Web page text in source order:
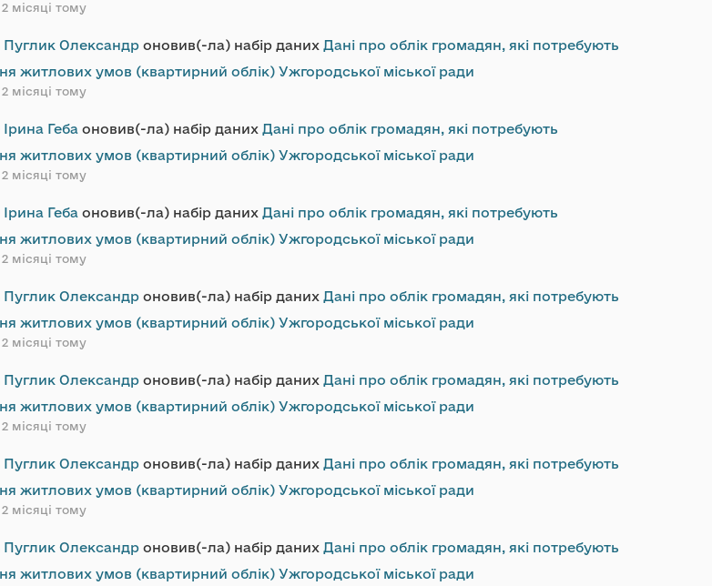
2 місяці тому
Пуглик Олександр оновив(-ла) набір даних Дані про облік громадян, які потребують
житлових умов (квартирний облік) Ужгородської міської ради
2 місяці тому
Ірина Геба оновив(-ла) набір даних Дані про облік громадян, які потребують
житлових умов (квартирний облік) Ужгородської міської ради
2 місяці тому
Ірина Геба оновив(-ла) набір даних Дані про облік громадян, які потребують
житлових умов (квартирний облік) Ужгородської міської ради
2 місяці тому
Пуглик Олександр оновив(-ла) набір даних Дані про облік громадян, які потребують
житлових умов (квартирний облік) Ужгородської міської ради
2 місяці тому
Пуглик Олександр оновив(-ла) набір даних Дані про облік громадян, які потребують
житлових умов (квартирний облік) Ужгородської міської ради
2 місяці тому
Пуглик Олександр оновив(-ла) набір даних Дані про облік громадян, які потребують
житлових умов (квартирний облік) Ужгородської міської ради
2 місяці тому
Пуглик Олександр оновив(-ла) набір даних Дані про облік громадян, які потребують
житлових умов (квартирний облік) Ужгородської міської ради